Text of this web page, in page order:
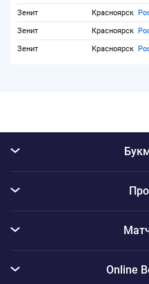
Зенит
Красноярск
Зенит
Красноярск
Зенит
Красноярск
Online